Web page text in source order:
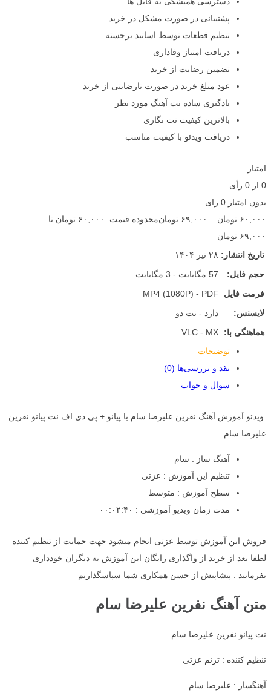
پشتیبانی در صورت مشکل در خرید
تنظیم قطعات توسط اساتید برجسته
دریافت امتیاز وفاداری
تضمین رضایت از خرید
عود مبلغ خرید در صورت نارضایتی از خرید
یادگیری ساده نت آهنگ مورد نظر
بالاترین کیفیت نت نگاری
دریافت ویدئو با کیفیت مناسب
امتیاز
0 از 0 رأی
بدون امتیاز 0 رای
۶۰,۰۰۰ تومان – ۶۹,۰۰۰ تومان
محدوده قیمت: ۶۰,۰۰۰ تومان تا
۶۹,۰۰۰ تومان
تاریخ انتشار: ۲۸ تیر ۱۴۰۴
حجم فایل:
57 مگابایت - 3 مگابایت
فرمت فایل
MP4 (1080P) - PDF
لایسنس:
دارد - نت دو
هماهنگی با:
VLC - MX
توضیحات
نقد و بررسی‌ها (0)
سوال و جواب
ویدئو آموزش آهنگ نفرین علیرضا سام با پیانو + پی دی اف نت پیانو نفرین
علیرضا سام
آهنگ ساز : سام
تنظیم این آموزش : عزتی
سطح آموزش : متوسط
مدت زمان ویدیو آموزشی : ۰۰:۰۲:۴۰
فروش این آموزش توسط عزتی انجام میشود جهت حمایت از تنظیم کننده
لطفا بعد از خرید از واگذاری رایگان این آموزش به دیگران خودداری
بفرمایید . پیشاپیش از حسن همکاری شما سپاسگذاریم
متن آهنگ نفرین علیرضا سام
نت پیانو نفرین علیرضا سام
تنظیم کننده : ترنم عزتی
آهنگساز : علیرضا سام